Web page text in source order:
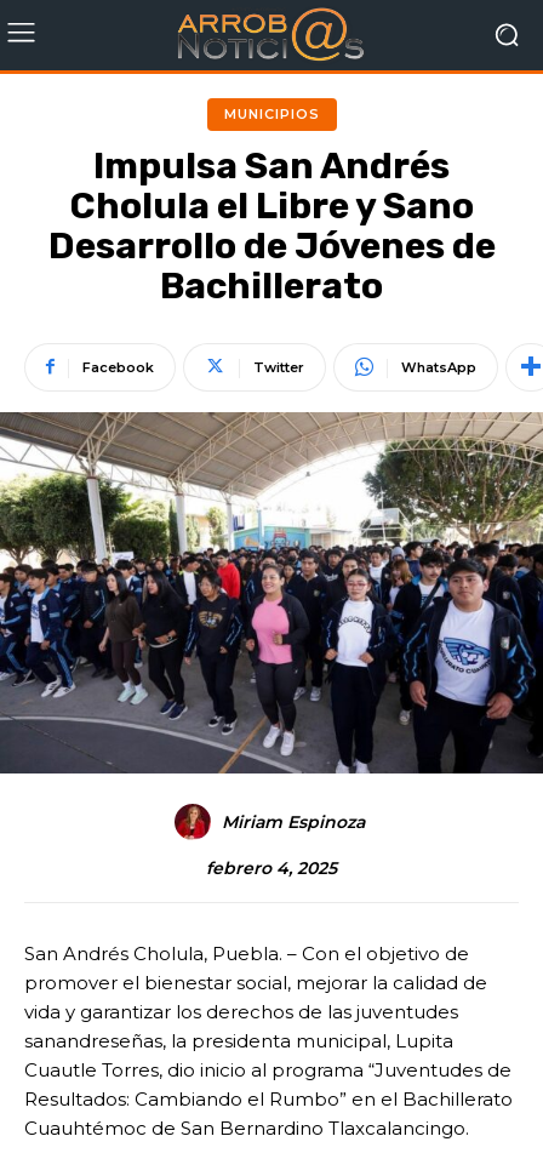
MUNICIPIOS
Impulsa San Andrés
Cholula el Libre y Sano
Desarrollo de Jóvenes de
Bachillerato
Facebook Twitter WhatsApp
Miriam Espinoza
febrero 4, 2025
San Andrés Cholula, Puebla. – Con el objetivo de
promover el bienestar social, mejorar la calidad de
vida y garantizar los derechos de las juventudes
sanandreseñas, la presidenta municipal, Lupita
Cuautle Torres, dio inicio al programa “Juventudes de
Resultados: Cambiando el Rumbo” en el Bachillerato
Cuauhtémoc de San Bernardino Tlaxcalancingo.